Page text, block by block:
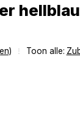
Toon alle: